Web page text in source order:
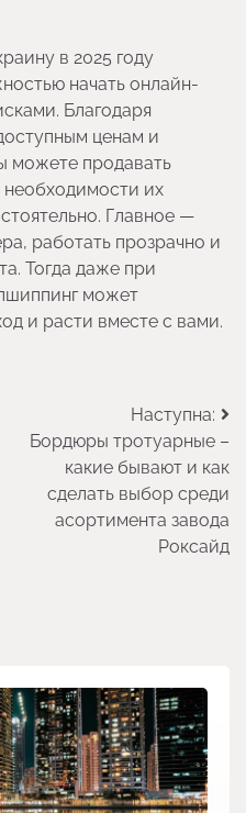
в 2025 году
начать онлайн-
Благодаря
ценам и
можете продавать
необходимости их
Главное —
работать прозрачно и
Тогда даже при
может
и расти вместе с вами.
Наступна:
Бордюры тротуарные –
какие бывают и как
сделать выбор среди
асортимента завода
Роксайд